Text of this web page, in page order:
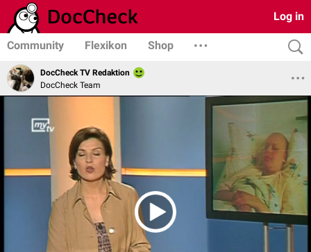
Log in
Community Flexikon Shop
DocCheck TV Redaktion
DocCheck Team